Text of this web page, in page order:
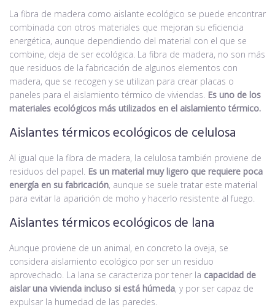
La fibra de madera como aislante ecológico se puede encontrar
combinada con otros materiales que mejoran su eficiencia
energética, aunque dependiendo del material con el que se
combine, deja de ser ecológica. La fibra de madera, no son más
que residuos de la fabricación de algunos elementos con
madera, que se recogen y se utilizan para crear placas o
paneles para el aislamiento térmico de viviendas. Es uno de los
materiales ecológicos más utilizados en el aislamiento térmico.
Aislantes térmicos ecológicos de celulosa
Al igual que la fibra de madera, la celulosa también proviene de
residuos del papel. Es un material muy ligero que requiere poca
energía en su fabricación, aunque se suele tratar este material
para evitar la aparición de moho y hacerlo resistente al fuego.
Aislantes térmicos ecológicos de lana
Aunque proviene de un animal, en concreto la oveja, se
considera aislamiento ecológico por ser un residuo
aprovechado. La lana se caracteriza por tener la capacidad de
aislar una vivienda incluso si está húmeda, y por ser capaz de
expulsar la humedad de las paredes.